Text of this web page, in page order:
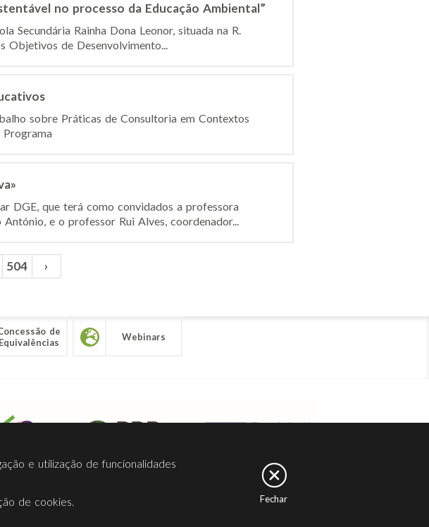
no processo da Educação Ambiental”
Secundária Rainha Dona Leonor, situada na R.
Objetivos de Desenvolvimento...
sobre Práticas de Consultoria em Contextos
Programa
DGE, que terá como convidados a professora
e o professor Rui Alves, coordenador...
504 ›
de
Equivalências
Webinars
Facebook
e utilização de funcionalidades
de cookies.
Fechar